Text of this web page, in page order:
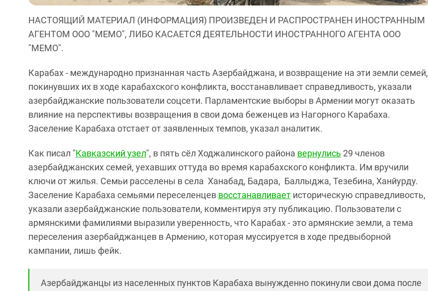
НАСТОЯЩИЙ МАТЕРИАЛ (ИНФОРМАЦИЯ) ПРОИЗВЕДЕН И РАСПРОСТРАНЕН ИНОСТРАННЫМ
АГЕНТОМ ООО "МЕМО", ЛИБО КАСАЕТСЯ ДЕЯТЕЛЬНОСТИ ИНОСТРАННОГО АГЕНТА ООО
"МЕМО".
Карабах - международно признанная часть Азербайджана, и возвращение на эти земли семей,
покинувших их в ходе карабахского конфликта, восстанавливает справедливость, указали
азербайджанские пользователи соцсети. Парламентские выборы в Армении могут оказать
влияние на перспективы возвращения в свои дома беженцев из Нагорного Карабаха.
Заселение Карабаха отстает от заявленных темпов, указал аналитик.
Как писал "Кавказский узел", в пять сёл Ходжалинского района вернулись 29 членов
азербайджанских семей, уехавших оттуда во время карабахского конфликта. Им вручили
ключи от жилья. Семьи расселены в села Ханабад, Бадара, Баллыджа, Тезебина, Ханйурду.
Заселение Карабаха семьями переселенцев восстанавливает историческую справедливость,
указали азербайджанские пользователи, комментируя эту публикацию. Пользователи с
армянскими фамилиями выразили уверенность, что Карабах - это армянские земли, а тема
переселения азербайджанцев в Армению, которая муссируется в ходе предвыборной
кампании, лишь фейк.
Азербайджанцы из населенных пунктов Карабаха вынужденно покинули свои дома после